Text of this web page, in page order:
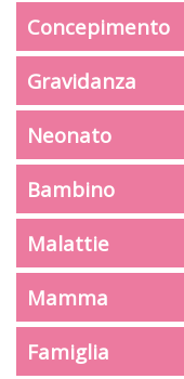
Concepimento
Gravidanza
Neonato
Bambino
Malattie
Mamma
Famiglia